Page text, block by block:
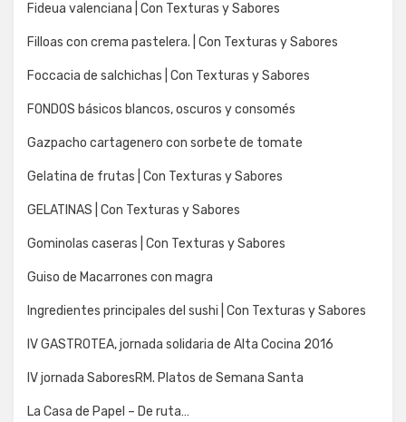
Fideua valenciana | Con Texturas y Sabores
Filloas con crema pastelera. | Con Texturas y Sabores
Foccacia de salchichas | Con Texturas y Sabores
FONDOS básicos blancos, oscuros y consomés
Gazpacho cartagenero con sorbete de tomate
Gelatina de frutas | Con Texturas y Sabores
GELATINAS | Con Texturas y Sabores
Gominolas caseras | Con Texturas y Sabores
Guiso de Macarrones con magra
Ingredientes principales del sushi | Con Texturas y Sabores
IV GASTROTEA, jornada solidaria de Alta Cocina 2016
IV jornada SaboresRM. Platos de Semana Santa
La Casa de Papel – De ruta…